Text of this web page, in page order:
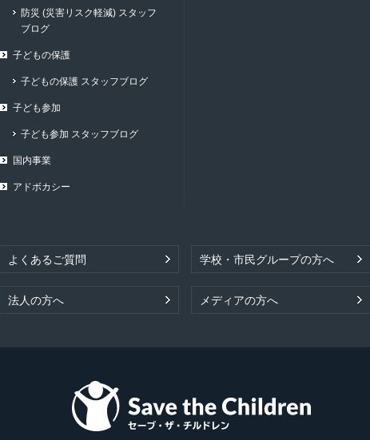
防災 (災害リスク軽減) スタッフ
ブログ
子どもの保護
子どもの保護 スタッフブログ
子ども参加
子ども参加 スタッフブログ
国内事業
アドボカシー
よくあるご質問 学校・市民グループの方へ
法人の方へ メディアの方へ